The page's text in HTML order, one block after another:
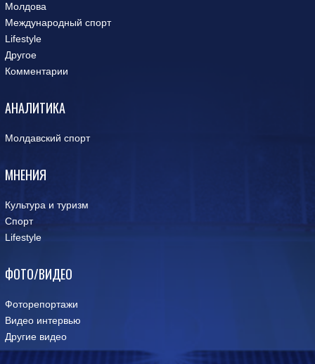
Молдова
Международный спорт
Lifestyle
Другое
Комментарии
АНАЛИТИКА
Молдавский спорт
МНЕНИЯ
Культура и туризм
Спорт
Lifestyle
ФОТО/ВИДЕО
Фоторепортажи
Видео интервью
Другие видео